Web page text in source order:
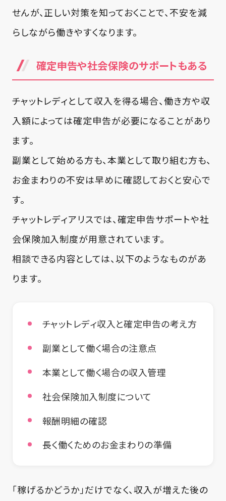
せんが、正しい対策を知っておくことで、不安を減
らしながら働きやすくなります。
確定申告や社会保険のサポートもある
チャットレディとして収入を得る場合、働き方や収
入額によっては確定申告が必要になることがあり
ます。
副業として始める方も、本業として取り組む方も、
お金まわりの不安は早めに確認しておくと安心で
す。
チャットレディアリスでは、確定申告サポートや社
会保険加入制度が用意されています。
相談できる内容としては、以下のようなものがあ
ります。
チャットレディ収入と確定申告の考え方
副業として働く場合の注意点
本業として働く場合の収入管理
社会保険加入制度について
報酬明細の確認
長く働くためのお金まわりの準備
「稼げるかどうか」だけでなく、収入が増えた後の